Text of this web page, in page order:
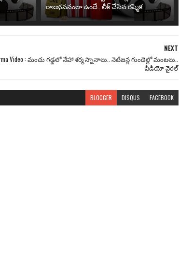
రాజభవనంలా ఉందే.. లీక్ చేసిన రష్మిక
NEXT
Video : మంచు గడ్డలో నేహా శర్మ స్నానాలు.. నెటిజన్ల గుండెల్లో మంటలు..
వీడియో వైరల్
BLOGGER DISQUS FACEBOOK